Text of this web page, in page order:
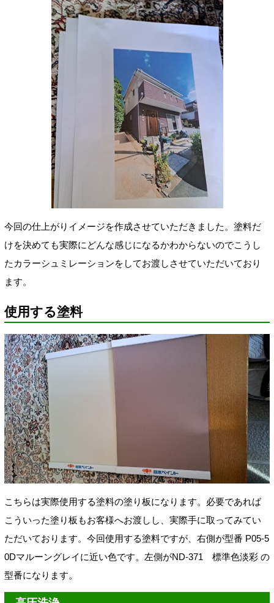
今回の仕上がりイメージを作成させていただきました。塗料だ
けを決めても実際にどんな感じになるかわからないのでこうし
たカラーシュミレーションをしてお渡しさせていただいており
ます。
使用する塗料
こちらは実際使用する塗料の塗り板になります。必要であれば
こういった塗り板もお客様へお渡しし、実際手に取ってみてい
ただいております。今回使用する塗料ですが、右側が型番 P05-5
0Dマルーングレイに近い色です。左側がND-371 標準色淡彩 の
型番になります。